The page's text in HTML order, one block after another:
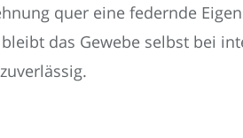
quer eine federnde
das Gewebe selbst bei